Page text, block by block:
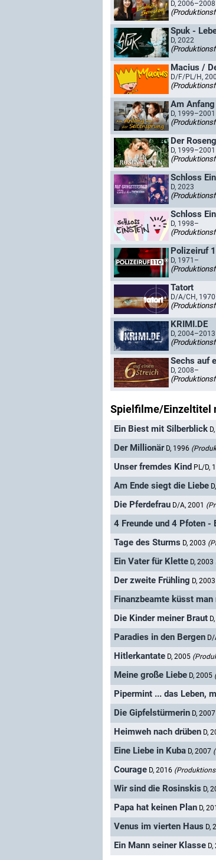
D, 2006–2008
Spuk -
D, 2022
Macius /
D/F/PL/H,
Am
D, 1999–2001
Der
D, 1999–2001
Schloss
D, 2023
Schloss
D, 1998–
Polizeiruf
D, 1971–
Tatort
D/A/CH,
KRIMI.DE
D, 2004–2013
Sechs auf
D, 2008–
Spielfilme/Einzeltitel
Ein Biest mit Silberblick
Der Millionär D, 1996
Unser fremdes Kind PL/D,
Am Ende siegt die Liebe
Die Pferdefrau D/A, 2001
4 Freunde und 4 Pfoten -
Tage des Sturms D, 2003
Ein Vater für Klette D, 2003
Der zweite Frühling D, 2003
Finanzbeamte küsst man
Die Kinder meiner Braut
Paradies in den Bergen
Hitlerkantate D, 2005
Meine große Liebe D, 2005
Pipermint ... das Leben,
Die Gipfelstürmerin D, 2007
Heimweh nach drüben D,
Eine Liebe in Kuba D, 2007
Courage D, 2016
Wir sind die Rosinskis D,
Papa hat keinen Plan D,
Venus im vierten Haus D,
Ein Mann seiner Klasse